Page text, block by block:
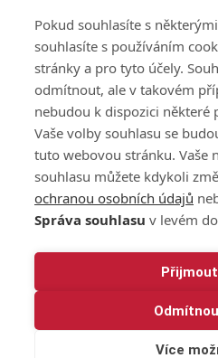
Pokud souhlasíte s
souhlasíte s používáním
stránky a pro tyto účely.
odmítnout, ale v takovém
nebudou k dispozici některé
Vaše volby souhlasu se
tuto webovou stránku. Vaše
souhlasu můžete kdykoli
ochranou osobních údajů
Správa souhlasu v levém
Více
GolfExtra
Ceník GolfExtra.cz
Premium
Doporučené odkazy
Editor
Honza Fait
+420 723 898 969
fait@golfextra.cz
Pavel Poulíček